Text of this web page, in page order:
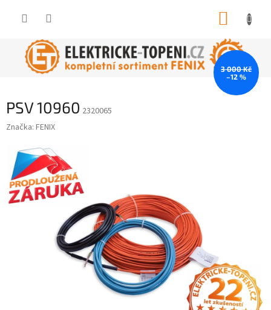
PSV 10960 2320065
Značka: FENIX
3 000 Kč
–12 %